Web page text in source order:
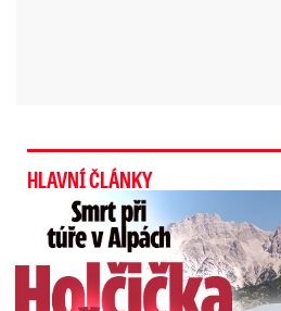
měří už od roku 1775.
Počasí s
ukázkový
index
HLAVNÍ ČLÁNKY
Smrt Češky v Alpách: Zemřela při